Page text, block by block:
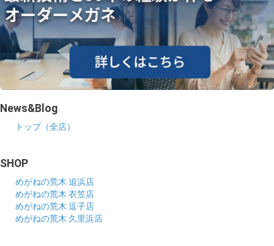
News&Blog
トップ（全店）
SHOP
めがねの荒木 追浜店
めがねの荒木 衣笠店
めがねの荒木 逗子店
めがねの荒木 久里浜店